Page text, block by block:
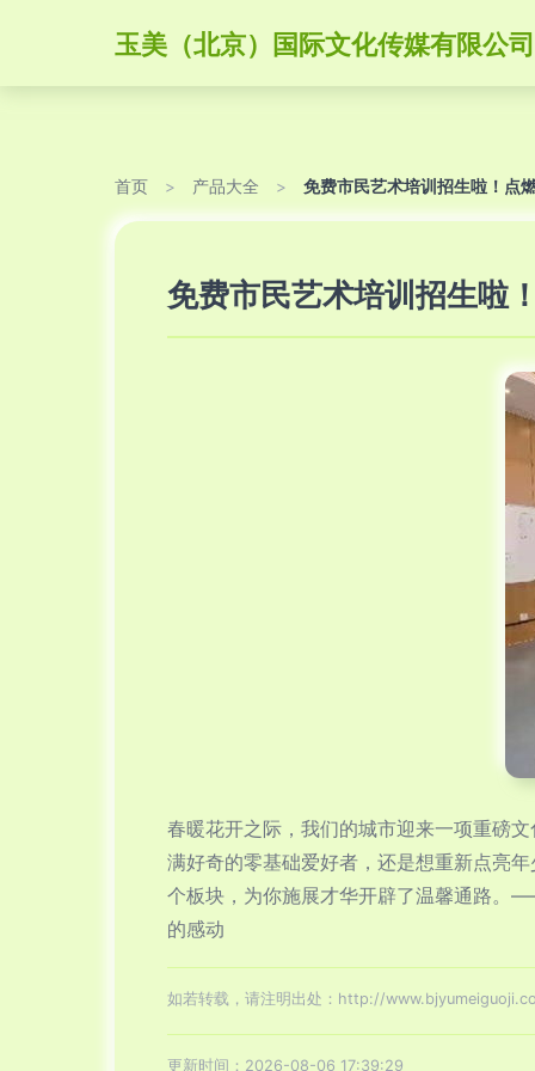
玉美（北京）国际文化传媒有限公司
首页 > 产品大全 > 免费市民艺术培训招生啦！点
免费市民艺术培训招生啦
春暖花开之际，我们的城市迎来一项重磅
满好奇的零基础爱好者，还是想重新点亮
个板块，为你施展才华开辟了温馨通路。
的感动
如若转载，请注明出处：http://
更新时间：2026-08-06 17:39:29